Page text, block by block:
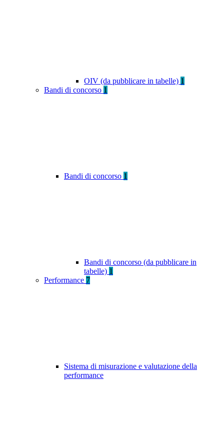
OIV (da pubblicare in tabelle) 1
Bandi di concorso 1
Bandi di concorso 1
Bandi di concorso (da pubblicare in
tabelle) 1
Performance 7
Sistema di misurazione e valutazione della
performance